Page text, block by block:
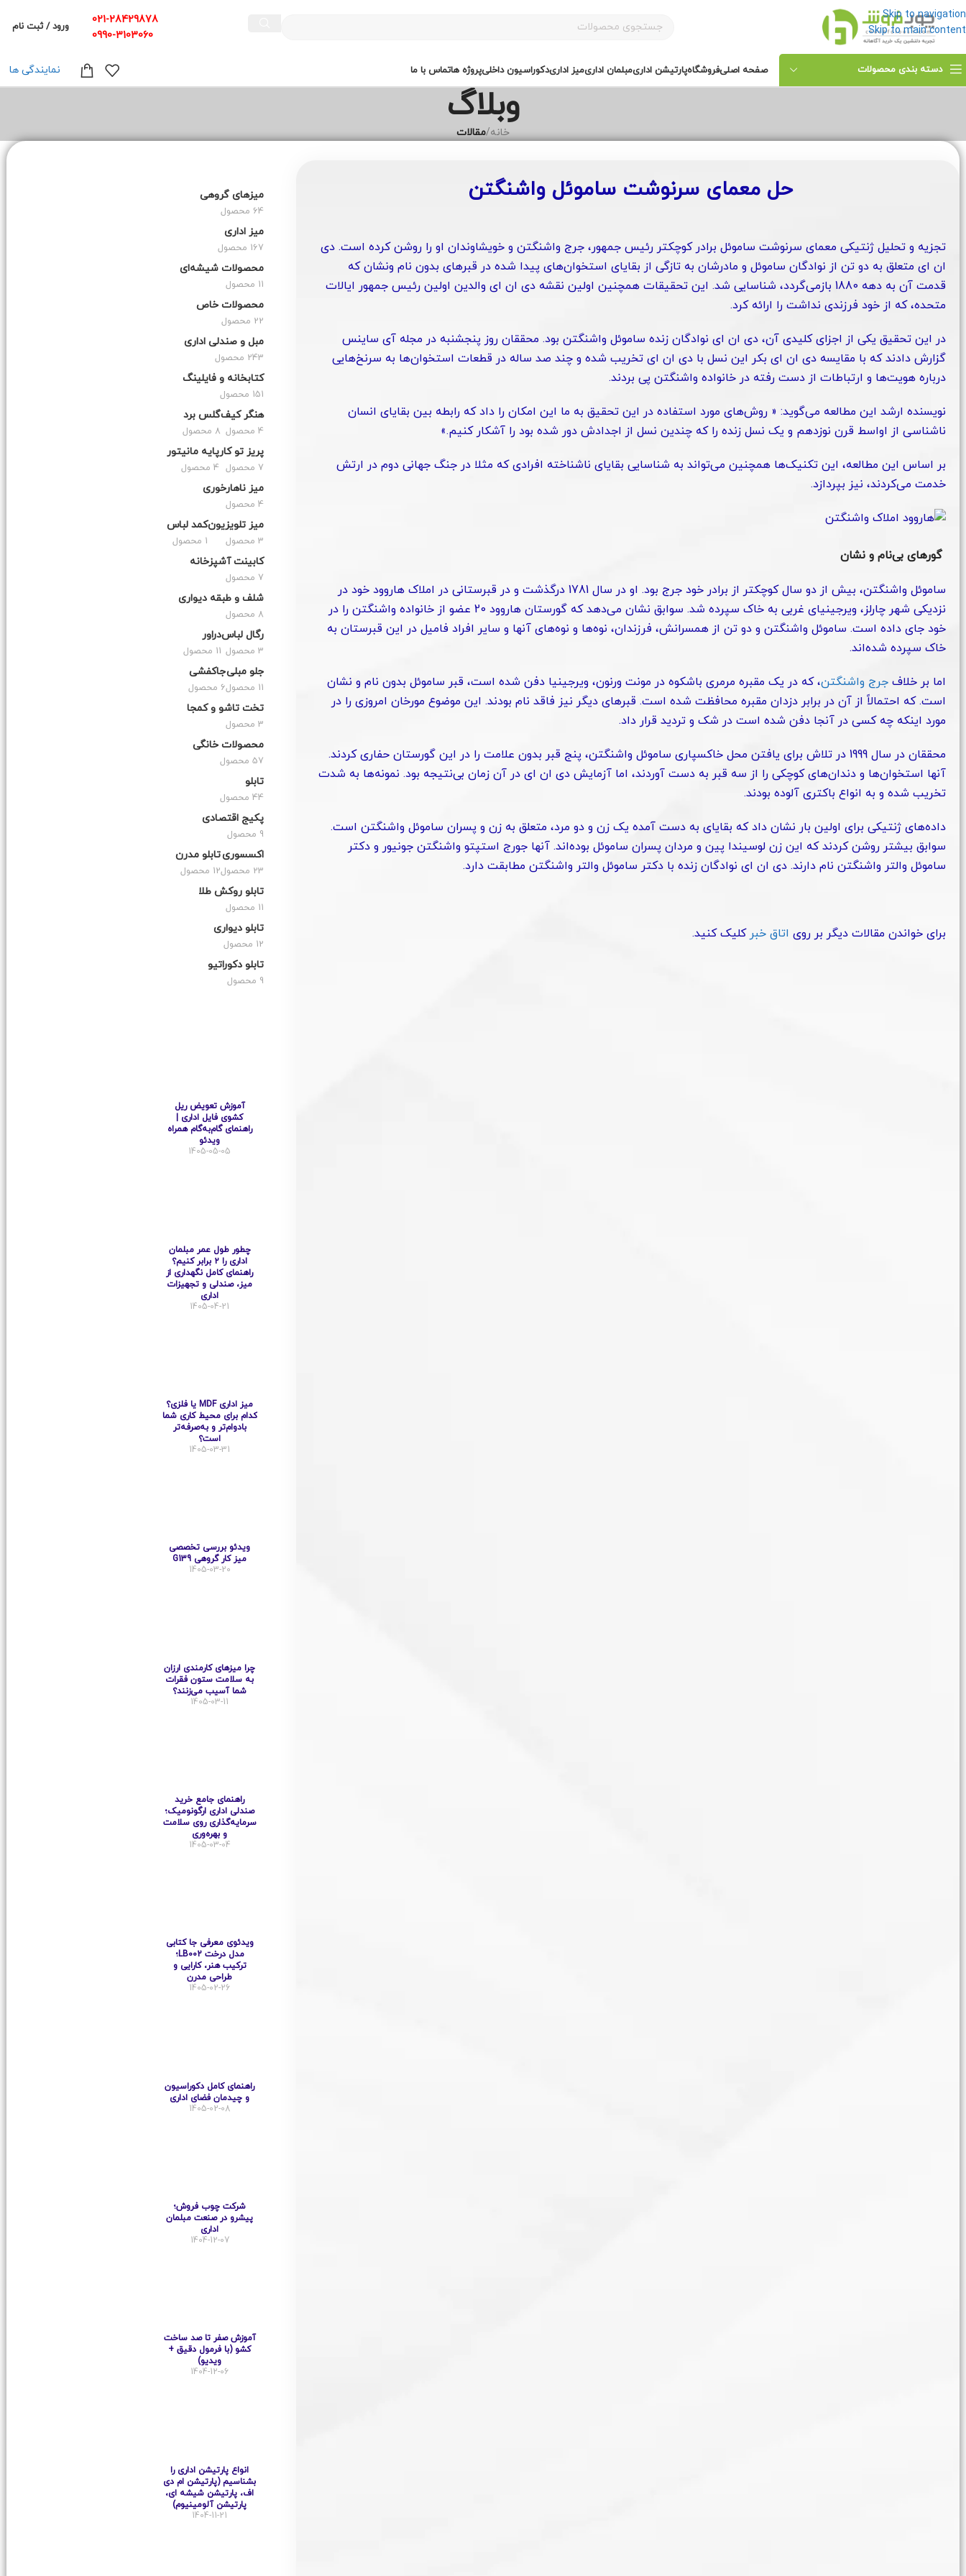
Skip to navigation
Skip to main content
021-28429878
0990-3103060
ورود / ثبت نام
دسته بندی محصولات صفحه اصلیفروشگاهپارتیشن اداریمبلمان اداریمیز اداریدکوراسیون داخلیپروژه هاتماس با ما نمایندگی ها
وبلاگ
خانه/مقالات
حل معمای سرنوشت ساموئل واشنگتن
تجزیه و تحلیل ژنتیکی معمای سرنوشت ساموئل برادر کوچکتر رئیس جمهور، جرج واشنگتن و خویشاوندان او را روشن کرده است. دی
ان ای متعلق به دو تن از نوادگان ساموئل و مادرشان به تازگی از بقایای استخوان‌های پیدا شده در قبرهای بدون نام ونشان که
قدمت آن به دهه 1880 بازمی‌گردد، شناسایی شد. این تحقیقات همچنین اولین نقشه دی ان ای والدین اولین رئیس جمهور ایالات
متحده، که از خود فرزندی نداشت را ارائه کرد.
در این تحقیق یکی از اجزای کلیدی آن، دی ان ای نوادگان زنده ساموئل واشنگتن بود. محققان روز پنجشنبه در مجله آی ساینس
گزارش دادند که با مقایسه دی ان ای بکر این نسل با دی ان ای تخریب شده و چند صد ساله در قطعات استخوان‌ها به سرنخ‌هایی
درباره هویت‌ها و ارتباطات از دست رفته در خانواده واشنگتن پی بردند.
نویسنده ارشد این مطالعه می‌گوید: « روش‌های مورد استفاده در این تحقیق به ما این امکان را داد که رابطه بین بقایای انسان
ناشناسی از اواسط قرن نوزدهم و یک نسل زنده را که چندین نسل از اجدادش دور شده بود را آشکار کنیم.»
بر اساس این مطالعه، این تکنیک‌ها همچنین می‌تواند به شناسایی بقایای ناشناخته افرادی که مثلا در جنگ جهانی دوم در ارتش
خدمت می‌کردند، نیز بپردازد.
گورهای بی‌نام و نشان
ساموئل واشنگتن، بیش از دو سال کوچکتر از برادر خود جرج بود. او در سال 1781 درگذشت و در قبرستانی در املاک هاروود خود در
نزدیکی شهر چارلز، ویرجینیای غربی به خاک سپرده شد. سوابق نشان می‌دهد که گورستان هاروود 20 عضو از خانواده واشنگتن را در
خود جای داده است. ساموئل واشنگتن و دو تن از همسرانش، فرزندان، نوه‌ها و نوه‌های آنها و سایر افراد فامیل در این قبرستان به
خاک سپرده شده‌اند.
اما بر خلاف جرج واشنگتن، که در یک مقبره مرمری باشکوه در مونت ورنون، ویرجینیا دفن شده است، قبر ساموئل بدون نام و نشان
است. که احتمالاً از آن در برابر دزدان مقبره محافظت شده است. قبرهای دیگر نیز فاقد نام بودند. این موضوع مورخان امروزی را در
مورد اینکه چه کسی در آنجا دفن شده است در شک و تردید قرار داد.
محققان در سال 1999 در تلاش برای یافتن محل خاکسپاری ساموئل واشنگتن، پنج قبر بدون علامت را در این گورستان حفاری کردند.
آنها استخوان‌ها و دندان‌های کوچکی را از سه قبر به دست آوردند، اما آزمایش دی ان ای در آن زمان بی‌نتیجه بود. نمونه‌ها به شدت
تخریب شده و به انواع باکتری‌ آلوده بودند.
داده‌های ژنتیکی برای اولین بار نشان داد که بقایای به دست آمده یک زن و دو مرد، متعلق به زن و پسران ساموئل واشنگتن است.
سوابق بیشتر روشن کردند که این زن لوسیندا پین و مردان پسران ساموئل بوده‌اند. آنها جورج استپتو واشنگتن جونیور و دکتر
ساموئل والتر واشنگتن نام دارند. دی ‌ان ‌ای نوادگان زنده با دکتر ساموئل والتر واشنگتن مطابقت دارد.
برای خواندن مقالات دیگر بر روی اتاق خبر کلیک کنید.
میزهای گروهی
64 محصول
میز اداری
167 محصول
محصولات شیشه‌ای
11 محصول
محصولات خاص
22 محصول
مبل و صندلی اداری
243 محصول
کتابخانه و فایلینگ
151 محصول
هنگر کیف
4 محصول
گلس برد
8 محصول
پریز تو کار
7 محصول
پایه مانیتور
4 محصول
میز ناهارخوری
4 محصول
میز تلویزیون
3 محصول
کمد لباس
1 محصول
کابینت آشپزخانه
7 محصول
شلف و طبقه دیواری
8 محصول
رگال لباس
3 محصول
دراور
11 محصول
جلو مبلی
11 محصول
جاکفشی
6 محصول
تخت تاشو و کمجا
3 محصول
محصولات خانگی
57 محصول
تابلو
44 محصول
پکیج اقتصادی
9 محصول
اکسسوری
23 محصول
تابلو مدرن
12 محصول
تابلو روکش طلا
11 محصول
تابلو دیواری
12 محصول
تابلو دکوراتیو
9 محصول
آموزش تعویض ریل
کشوی فایل اداری |
راهنمای گام‌به‌گام همراه
ویدئو
1405-05-05
چطور طول عمر مبلمان
اداری را ۲ برابر کنیم؟
راهنمای کامل نگهداری از
میز، صندلی و تجهیزات
اداری
1405-04-21
میز اداری MDF یا فلزی؟
کدام برای محیط کاری شما
بادوام‌تر و به‌صرفه‌تر
است؟
1405-03-31
ویدئو بررسی تخصصی
میز کار گروهی G139
1405-03-20
چرا میزهای کارمندی ارزان
به سلامت ستون فقرات
شما آسیب می‌زنند؟
1405-03-11
راهنمای جامع خرید
صندلی اداری ارگونومیک؛
سرمایه‌گذاری روی سلامت
و بهره‌وری
1405-03-04
ویدئوی معرفی جا کتابی
مدل درخت LB002؛
ترکیب هنر، کارایی و
طراحی مدرن
1405-02-26
راهنمای کامل دکوراسیون
و چیدمان فضای اداری
1405-02-08
شرکت چوب فروش؛
پیشرو در صنعت مبلمان
اداری
1404-12-07
آموزش صفر تا صد ساخت
کشو (با فرمول دقیق +
ویدیو)
1404-12-06
انواع پارتیشن اداری را
بشناسیم (پارتیشن ام دی
اف، پارتیشن شیشه ای،
پارتیشن آلومینیوم)
1404-11-21